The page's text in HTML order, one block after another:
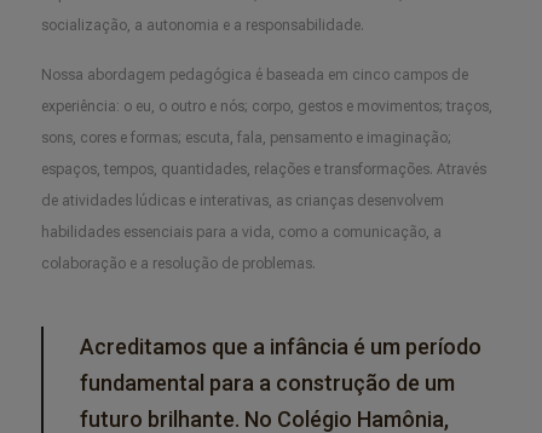
socialização, a autonomia e a responsabilidade.
Nossa abordagem pedagógica é baseada em cinco campos de
experiência: o eu, o outro e nós; corpo, gestos e movimentos; traços,
sons, cores e formas; escuta, fala, pensamento e imaginação;
espaços, tempos, quantidades, relações e transformações. Através
de atividades lúdicas e interativas, as crianças desenvolvem
habilidades essenciais para a vida, como a comunicação, a
colaboração e a resolução de problemas.
Acreditamos que a infância é um período
fundamental para a construção de um
futuro brilhante. No Colégio Hamônia,